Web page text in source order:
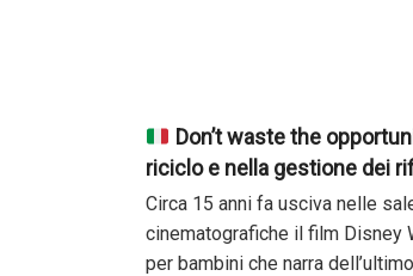
Don’t waste the
riciclo e nella gestione dei
Circa 15 anni fa usciva nelle
cinematografiche il film Disney
per bambini che narra